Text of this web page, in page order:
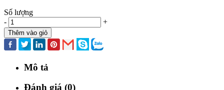
Số lượng
-
+
Thêm vào giỏ
Mô tả
Đánh giá (0)